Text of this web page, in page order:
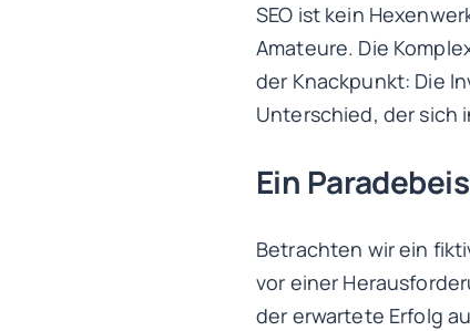
SEO ist kein
Amateure. Die
der Knackpunkt: Die
Unterschied, der sich
Ein
Betrachten wir ein
vor einer
der erwartete Erfolg